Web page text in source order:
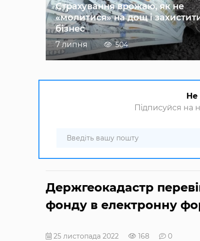
Страхування врожаю, як не
«молитися» на дощ і
бізнес
7 липня 504
Не
Підписуйся на
Держгеокадастр
фонду в електронну
25 листопада 2022 168 0